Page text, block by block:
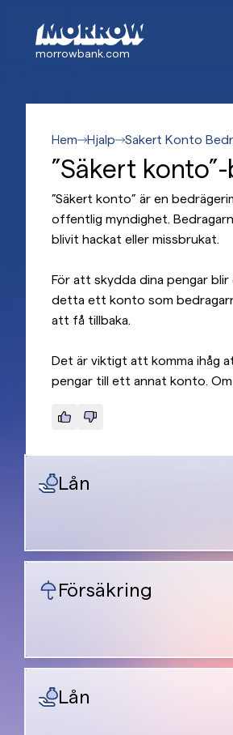
huvudinnehåll
morrowbank.com
Hem Hjalp Sakert Konto
”Säkert
”Säkert konto” är en
offentlig myndighet.
blivit hackat eller missbrukat.
För att skydda dina pengar
detta ett konto som
att få tillbaka.
Det är viktigt att komma ihåg
pengar till ett annat konto.
Lån
Försäkring
Lån